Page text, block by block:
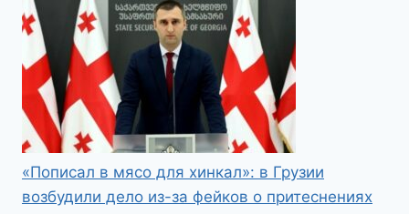
«Пописал в мясо для хинкал»: в Грузии
возбудили дело из-за фейков о притеснениях